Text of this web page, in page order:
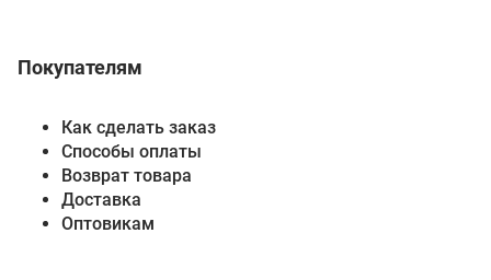
Покупателям
Как сделать заказ
Способы оплаты
Возврат товара
Доставка
Оптовикам